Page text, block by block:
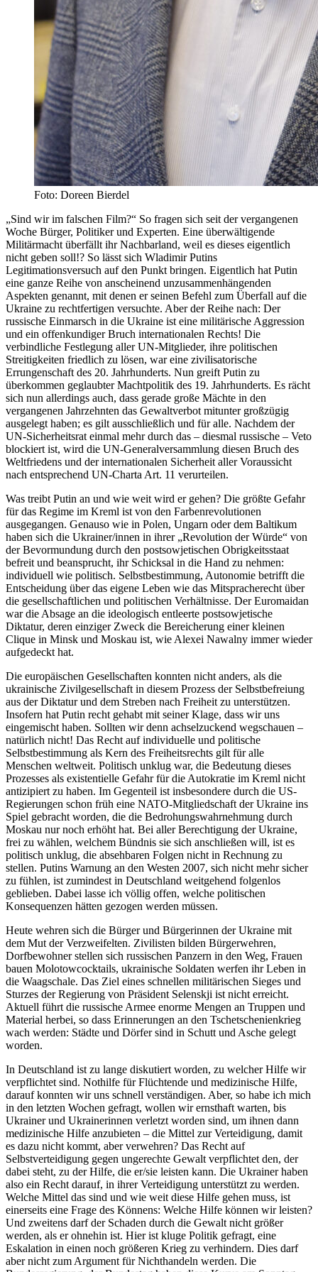
Foto: Doreen Bierdel
„Sind wir im falschen Film?“ So fragen sich seit der vergangenen
Woche Bürger, Politiker und Experten. Eine überwältigende
Militärmacht überfällt ihr Nachbarland, weil es dieses eigentlich
nicht geben soll!? So lässt sich Wladimir Putins
Legitimationsversuch auf den Punkt bringen. Eigentlich hat Putin
eine ganze Reihe von anscheinend unzusammenhängenden
Aspekten genannt, mit denen er seinen Befehl zum Überfall auf die
Ukraine zu rechtfertigen versuchte. Aber der Reihe nach: Der
russische Einmarsch in die Ukraine ist eine militärische Aggression
und ein offenkundiger Bruch internationalen Rechts! Die
verbindliche Festlegung aller UN-Mitglieder, ihre politischen
Streitigkeiten friedlich zu lösen, war eine zivilisatorische
Errungenschaft des 20. Jahrhunderts. Nun greift Putin zu
überkommen geglaubter Machtpolitik des 19. Jahrhunderts. Es rächt
sich nun allerdings auch, dass gerade große Mächte in den
vergangenen Jahrzehnten das Gewaltverbot mitunter großzügig
ausgelegt haben; es gilt ausschließlich und für alle. Nachdem der
UN-Sicherheitsrat einmal mehr durch das – diesmal russische – Veto
blockiert ist, wird die UN-Generalversammlung diesen Bruch des
Weltfriedens und der internationalen Sicherheit aller Voraussicht
nach entsprechend UN-Charta Art. 11 verurteilen.
Was treibt Putin an und wie weit wird er gehen? Die größte Gefahr
für das Regime im Kreml ist von den Farbenrevolutionen
ausgegangen. Genauso wie in Polen, Ungarn oder dem Baltikum
haben sich die Ukrainer/innen in ihrer „Revolution der Würde“ von
der Bevormundung durch den postsowjetischen Obrigkeitsstaat
befreit und beansprucht, ihr Schicksal in die Hand zu nehmen:
individuell wie politisch. Selbstbestimmung, Autonomie betrifft die
Entscheidung über das eigene Leben wie das Mitspracherecht über
die gesellschaftlichen und politischen Verhältnisse. Der Euromaidan
war die Absage an die ideologisch entleerte postsowjetische
Diktatur, deren einziger Zweck die Bereicherung einer kleinen
Clique in Minsk und Moskau ist, wie Alexei Nawalny immer wieder
aufgedeckt hat.
Die europäischen Gesellschaften konnten nicht anders, als die
ukrainische Zivilgesellschaft in diesem Prozess der Selbstbefreiung
aus der Diktatur und dem Streben nach Freiheit zu unterstützen.
Insofern hat Putin recht gehabt mit seiner Klage, dass wir uns
eingemischt haben. Sollten wir denn achselzuckend wegschauen –
natürlich nicht! Das Recht auf individuelle und politische
Selbstbestimmung als Kern des Freiheitsrechts gilt für alle
Menschen weltweit. Politisch unklug war, die Bedeutung dieses
Prozesses als existentielle Gefahr für die Autokratie im Kreml nicht
antizipiert zu haben. Im Gegenteil ist insbesondere durch die US-
Regierungen schon früh eine NATO-Mitgliedschaft der Ukraine ins
Spiel gebracht worden, die die Bedrohungswahrnehmung durch
Moskau nur noch erhöht hat. Bei aller Berechtigung der Ukraine,
frei zu wählen, welchem Bündnis sie sich anschließen will, ist es
politisch unklug, die absehbaren Folgen nicht in Rechnung zu
stellen. Putins Warnung an den Westen 2007, sich nicht mehr sicher
zu fühlen, ist zumindest in Deutschland weitgehend folgenlos
geblieben. Dabei lasse ich völlig offen, welche politischen
Konsequenzen hätten gezogen werden müssen.
Heute wehren sich die Bürger und Bürgerinnen der Ukraine mit
dem Mut der Verzweifelten. Zivilisten bilden Bürgerwehren,
Dorfbewohner stellen sich russischen Panzern in den Weg, Frauen
bauen Molotowcocktails, ukrainische Soldaten werfen ihr Leben in
die Waagschale. Das Ziel eines schnellen militärischen Sieges und
Sturzes der Regierung von Präsident Selenskji ist nicht erreicht.
Aktuell führt die russische Armee enorme Mengen an Truppen und
Material herbei, so dass Erinnerungen an den Tschetschenienkrieg
wach werden: Städte und Dörfer sind in Schutt und Asche gelegt
worden.
In Deutschland ist zu lange diskutiert worden, zu welcher Hilfe wir
verpflichtet sind. Nothilfe für Flüchtende und medizinische Hilfe,
darauf konnten wir uns schnell verständigen. Aber, so habe ich mich
in den letzten Wochen gefragt, wollen wir ernsthaft warten, bis
Ukrainer und Ukrainerinnen verletzt worden sind, um ihnen dann
medizinische Hilfe anzubieten – die Mittel zur Verteidigung, damit
es dazu nicht kommt, aber verwehren? Das Recht auf
Selbstverteidigung gegen ungerechte Gewalt verpflichtet den, der
dabei steht, zu der Hilfe, die er/sie leisten kann. Die Ukrainer haben
also ein Recht darauf, in ihrer Verteidigung unterstützt zu werden.
Welche Mittel das sind und wie weit diese Hilfe gehen muss, ist
einerseits eine Frage des Könnens: Welche Hilfe können wir leisten?
Und zweitens darf der Schaden durch die Gewalt nicht größer
werden, als er ohnehin ist. Hier ist kluge Politik gefragt, eine
Eskalation in einen noch größeren Krieg zu verhindern. Dies darf
aber nicht zum Argument für Nichthandeln werden. Die